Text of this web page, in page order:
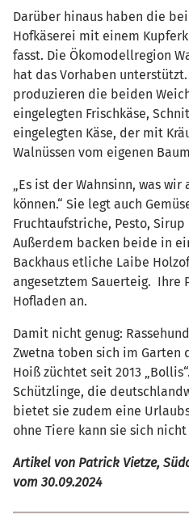
Darüber hinaus haben die
Hofkäserei mit einem
fasst. Die Ökomodellregion
hat das Vorhaben
produzieren die beiden
eingelegten Frischkäse,
eingelegten Käse, der mit
Walnüssen vom eigenen
„Es ist der Wahnsinn, was
können.“ Sie legt auch
Fruchtaufstriche, Pesto,
Außerdem backen beide in
Backhaus etliche Laibe
angesetztem Sauerteig. Ihre
Hofladen an.
Damit nicht genug:
Zwetna toben sich im Garten
Hoiß züchtet seit 2013
Schützlinge, die
bietet sie zudem eine
ohne Tiere kann sie sich
Artikel von Patrick Vietze,
vom 30.09.2024